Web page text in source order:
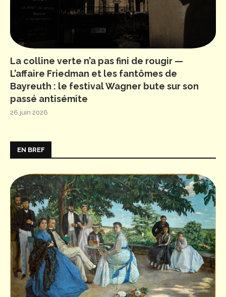
La colline verte n’a pas fini de rougir —
L’affaire Friedman et les fantômes de
Bayreuth : le festival Wagner bute sur son
passé antisémite
26 juin 2026
EN BREF